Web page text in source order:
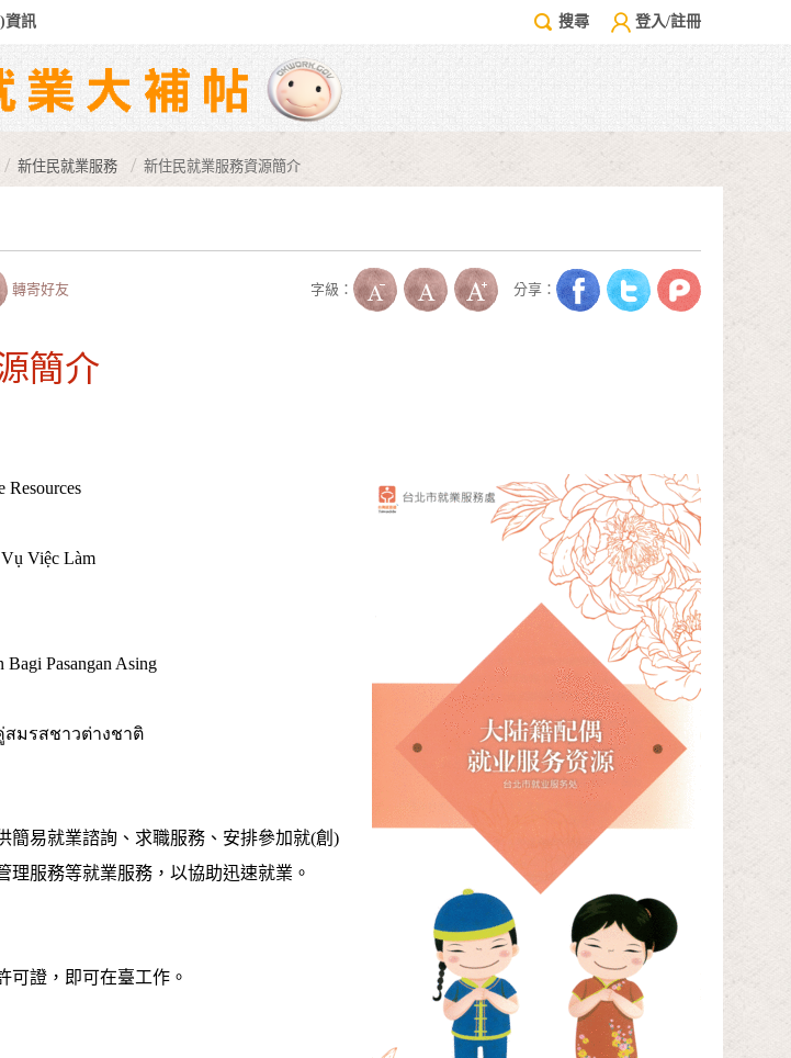
資訊 搜尋 登入/註冊
新住民就業服務 新住民就業服務資源簡介
轉寄好友 字級： 分享：
簡介
Resources
Việc Làm
Bagi Pasangan Asing
มรสชาวต่างชาติ
簡易就業諮詢、求職服務、安排參加就(創)
服務等就業服務，以協助迅速就業。
可證，即可在臺工作。